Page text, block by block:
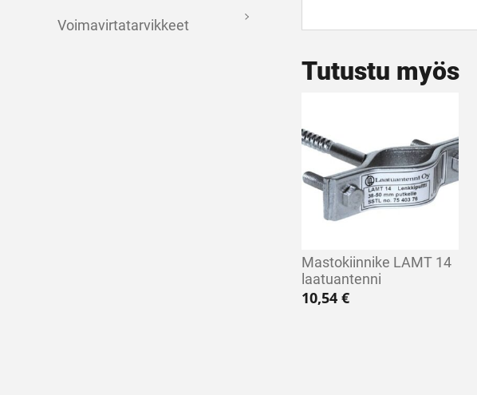
Voimavirtatarvikkeet
Tutustu myös
Mastokiinnike LAMT 14
laatuantenni
10,54 €